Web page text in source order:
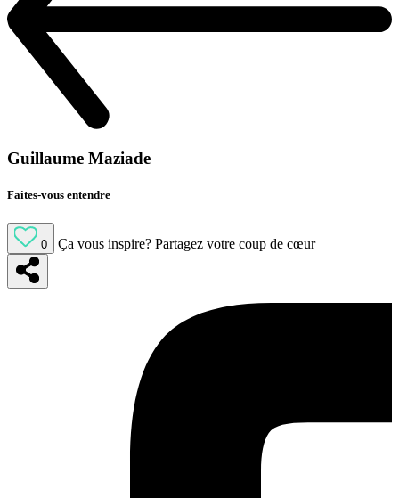
Guillaume Maziade
Faites-vous entendre
0 Ça vous inspire? Partagez votre coup de cœur